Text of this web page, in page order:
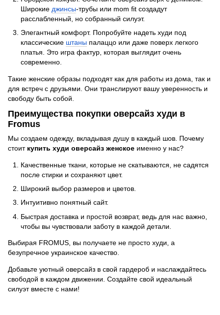
Широкие джинсы-трубы или mom fit создадут
расслабленный, но собранный силуэт.
Элегантный комфорт. Попробуйте надеть худи под
классические штаны палаццо или даже поверх легкого
платья. Это игра фактур, которая выглядит очень
современно.
Такие женские образы подходят как для работы из дома, так и
для встреч с друзьями. Они транслируют вашу уверенность и
свободу быть собой.
Преимущества покупки оверсайз худи в
Fromus
Мы создаем одежду, вкладывая душу в каждый шов. Почему
стоиткупить худи оверсайз женское именно у нас?
Качественные ткани, которые не скатываются, не садятся
после стирки и сохраняют цвет.
Широкий выбор размеров и цветов.
Интуитивно понятный сайт.
Быстрая доставка и простой возврат, ведь для нас важно,
чтобы вы чувствовали заботу в каждой детали.
Выбирая FROMUS, вы получаете не просто худи, а
безупречное украинское качество.
Добавьте уютный оверсайз в свой гардероб и наслаждайтесь
свободой в каждом движении. Создайте свой идеальный
силуэт вместе с нами!